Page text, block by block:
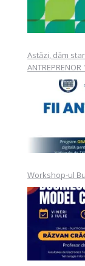
Astăzi, dăm
ANTREPRENOR
Workshop-ul